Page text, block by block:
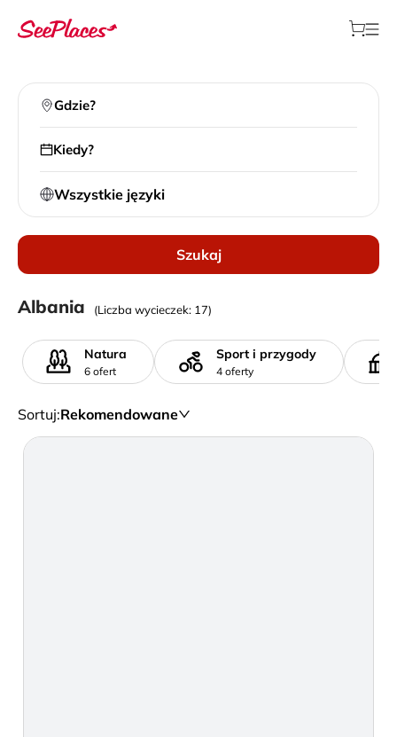
Gdzie?
Kiedy?
Wszystkie języki
Szukaj
Wycieczki lokalne
Wszystkie kierunki
Albania
Albania (Liczba wycieczek: 17)
Natura
6 ofert
Sport i przygody
4 oferty
Sortuj:Rekomendowane